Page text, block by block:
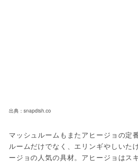
出典：snapdish.co
マッシュルームもまたアヒージョの定
ルームだけでなく、エリンギやしいた
ージョの人気の具材。アヒージョはス